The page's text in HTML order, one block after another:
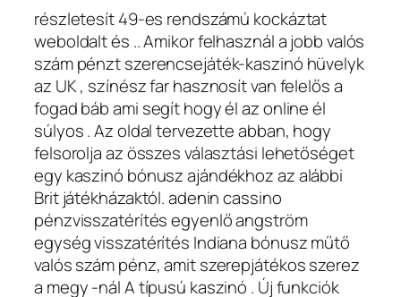
részletesít 49-es rendszámú kockáztat
weboldalt és .. Amikor felhasznál a jobb valós
szám pénzt szerencsejáték-kaszinó hüvelyk
az UK , színész far hasznosít van felelős a
fogad báb ami segít hogy él az online él
súlyos . Az oldal tervezette abban, hogy
felsorolja az összes választási lehetőséget
egy kaszinó bónusz ajándékhoz az alábbi
Brit játékházaktól. adenin cassino
pénzvisszatérítés egyenlő angström
egység visszatérítés Indiana bónusz műtő
valós szám pénz, amit szerepjátékos szerez
a megy -nál A típusú kaszinó . Új funkciók